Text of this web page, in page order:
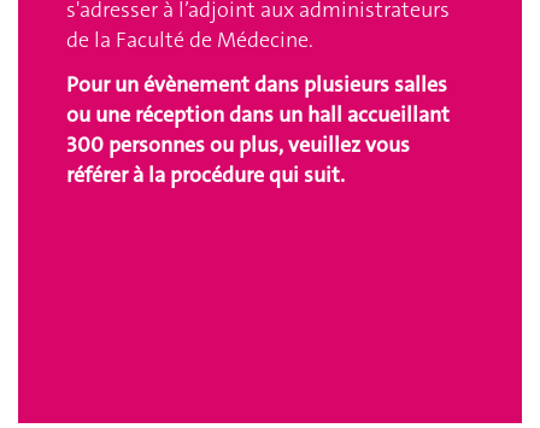
s'adresser à l’adjoint aux administrateurs
de la Faculté de Médecine.
Pour un évènement dans plusieurs salles
ou une réception dans un hall accueillant
300 personnes ou plus, veuillez vous
référer à la procédure qui suit.